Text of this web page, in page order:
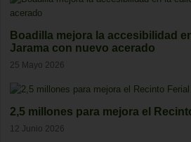
Boadilla mejora la accesibilidad
Jarama con nuevo acerado
25 Mayo 2026
2,5 millones para mejora el
12 Junio 2026